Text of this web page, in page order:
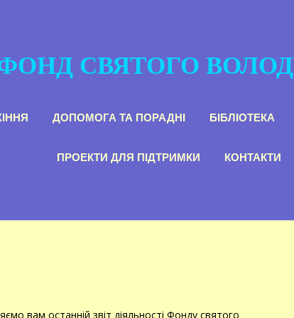
СВЯТОГО
ДОПОМОГА ТА ПОРАДНІ БІБЛІОТЕКА
ПРОЕКТИ ДЛЯ ПІДТРИМКИ КОНТАКТИ
вам останній звіт діяльності Фонду святого